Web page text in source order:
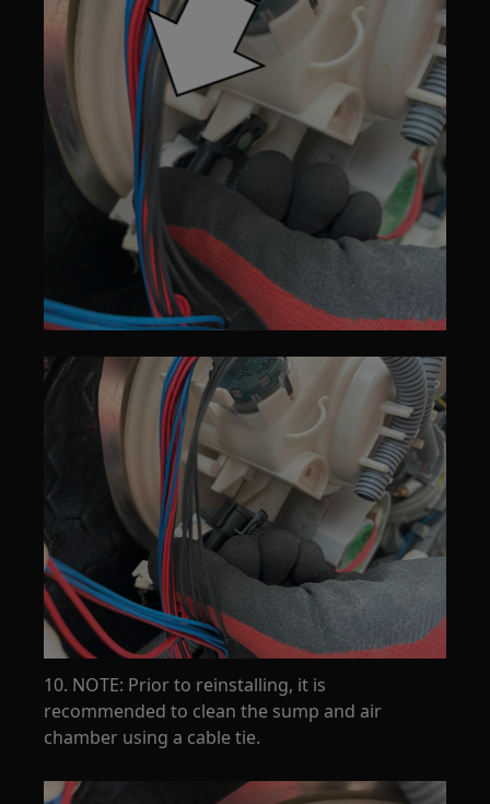
10. NOTE: Prior to reinstalling, it is
recommended to clean the sump and air
chamber using a cable tie.